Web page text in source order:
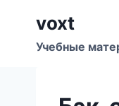
содержимому
voxt
Учебные